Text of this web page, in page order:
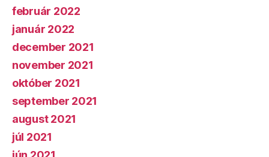
február 2022
január 2022
december 2021
november 2021
október 2021
september 2021
august 2021
júl 2021